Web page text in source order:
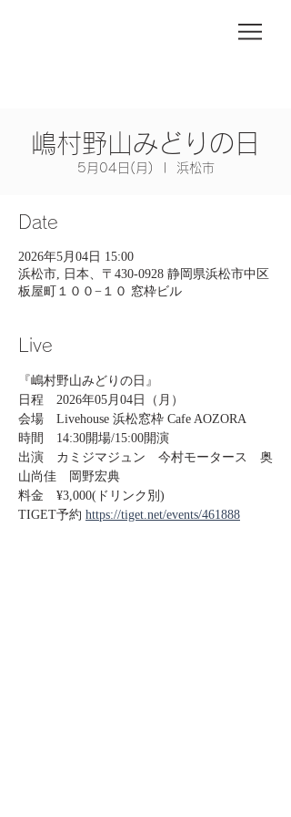
嶋村野山みどりの日
5月04日(月) 浜松市
Date
2026年5月04日 15:00
浜松市, 日本、〒430-0928 静岡県浜松市中区
板屋町１００−１０ 窓枠ビル
Live
『嶋村野山みどりの日』
日程　2026年05月04日（月）
会場　Livehouse 浜松窓枠 Cafe AOZORA
時間　14:30開場/15:00開演
出演　カミジマジュン　今村モータース　奥
山尚佳　岡野宏典
料金　¥3,000(ドリンク別)
TIGET予約 https://tiget.net/events/461888